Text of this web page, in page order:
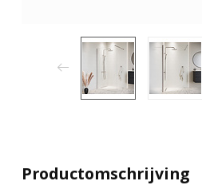
Productomschrijving